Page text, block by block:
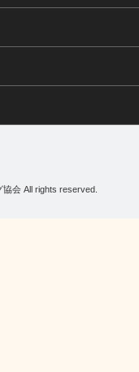
協会All rights reserved.